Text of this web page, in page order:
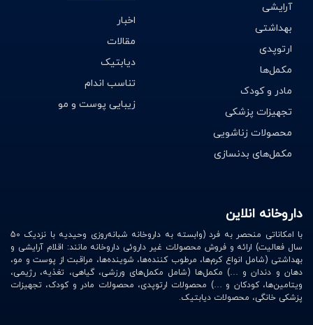
آرایشی
بهداشتی
ارتوپدی
مکمل‌ها
مادر و کودک
تجهیزات پزشکی
محصولات زناشویی
مکمل‌های بدنسازی
اخبار
مقالات
دیابتیک
تناسب اندام
زیبایی پوست و مو
داروخانه انلاین
با امکاناتی منحصر به فرد (وابسته به داروخانه شبانه‌روزی وحیدیه با نزدیک 50
سال فعالیت) ارائه و فروش محصولات غیر داروئی داروخانه مانند: اقلام آرایشی و
بهداشتی (شامل انواع کرم‌ها، مرطوب کننده‌ها، شوینده‌ها، مراقبت از پوست و مو،
دهان و دندان و …) مکمل‌ها (شامل مکمل‌های ورزشی، گیاهی، تغذیه، رژیمی،
ویتامین‌ها، کودکان و …) محصولات ارتوپدی، محصولات مادر و کودک، تجهیزات
پزشکی خانگی، محصولات دیابتیک.